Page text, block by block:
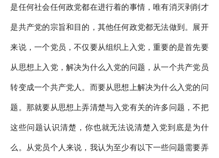
是任何社会任何政党都在进行着的事情，唯有消灭剥削才
是共产党的宗旨和目的，其他任何政党都无法做到。展开
来说，一个党员，不仅要从组织上入党，重要的是首先要
从思想上入党，解决为什么入党的问题，从一个共产党员
转变成一个共产党人。而要从思想上解决为什么入党的问
题。那就要从思想上弄清楚与入党有关的许多问题，不把
这些问题认识清楚，你也就无法说清楚入党到底是为什
么。从党员个人来说，我认为至少有以下一些问题需要弄